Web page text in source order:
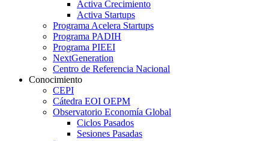
Activa Crecimiento
Activa Startups
Programa Acelera Startups
Programa PADIH
Programa PIEEI
NextGeneration
Centro de Referencia Nacional
Conocimiento
CEPI
Cátedra EOI OEPM
Observatorio Economía Global
Ciclos Pasados
Sesiones Pasadas